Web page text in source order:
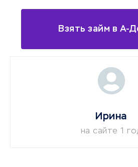
Взять займ в А-
Ирина
на сайте 1